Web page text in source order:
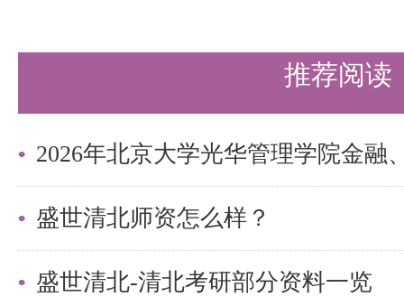
推荐阅读
盛世清北师资怎么样？
盛世清北-清北考研部分资料一览